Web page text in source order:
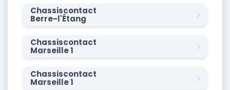
Chassiscontact
Berre-l'Étang
Chassiscontact
Marseille 1
Chassiscontact
Marseille 1